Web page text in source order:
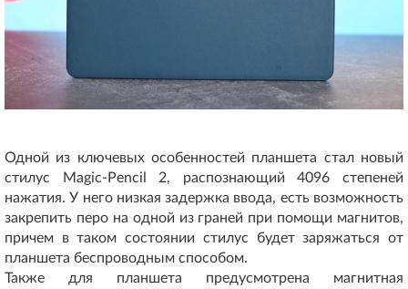
Одной из ключевых особенностей планшета стал новый
стилус Magic-Pencil 2, распознающий 4096 степеней
нажатия. У него низкая задержка ввода, есть возможность
закрепить перо на одной из граней при помощи магнитов,
причем в таком состоянии стилус будет заряжаться от
планшета беспроводным способом.
Также для планшета предусмотрена магнитная